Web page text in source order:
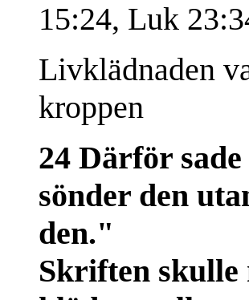
15:24, Luk
Livklädnaden
kroppen
24 Därför
sönder den
den."
Skriften skulle